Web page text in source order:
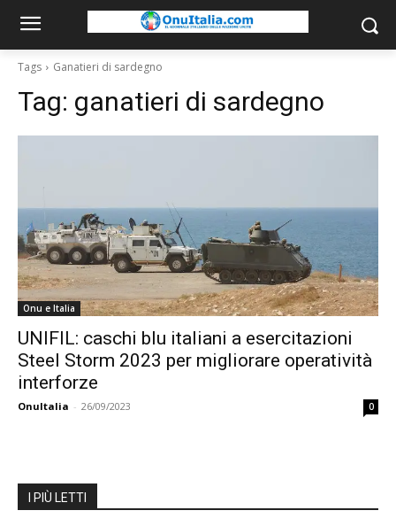
Tags Ganatieri di sardegno
Tag: ganatieri di sardegno
Onu e Italia
UNIFIL: caschi blu italiani a esercitazioni
Steel Storm 2023 per migliorare operatività
interforze
OnuItalia - 26/09/2023 0
I PIÙ LETTI